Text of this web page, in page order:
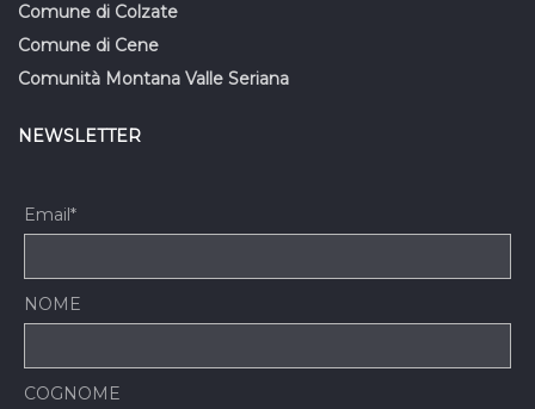
Comune di Colzate
Comune di Cene
Comunità Montana Valle Seriana
NEWSLETTER
Email*
NOME
COGNOME